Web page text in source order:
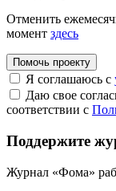
Отменить
момент здесь
Помочь проекту
Я соглашаюсь с
Даю свое
соответствии с
Поддержите
Журнал «Фома»